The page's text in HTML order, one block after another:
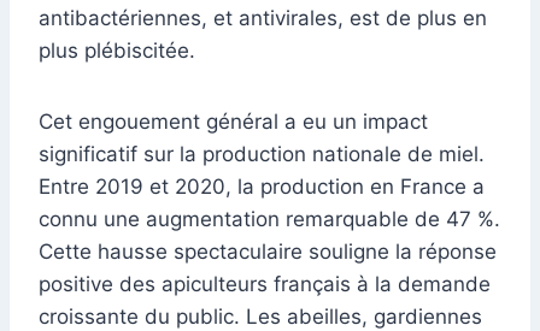
antibactériennes, et antivirales, est de plus en
plus plébiscitée.
Cet engouement général a eu un impact
significatif sur la production nationale de miel.
Entre 2019 et 2020, la production en France a
connu une augmentation remarquable de 47 %.
Cette hausse spectaculaire souligne la réponse
positive des apiculteurs français à la demande
croissante du public. Les abeilles, gardiennes